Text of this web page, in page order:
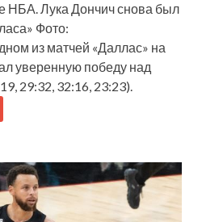
НБА. Лука Дончич снова был
Фото:
из матчей «Даллас» на
уверенную победу над
29:32, 32:16, 23:23).